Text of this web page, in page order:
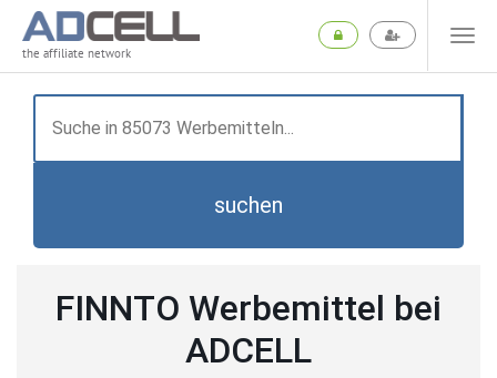
the affiliate network
suchen
FINNTO Werbemittel bei
ADCELL